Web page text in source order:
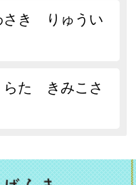
さき りゅうい
た きみこさ